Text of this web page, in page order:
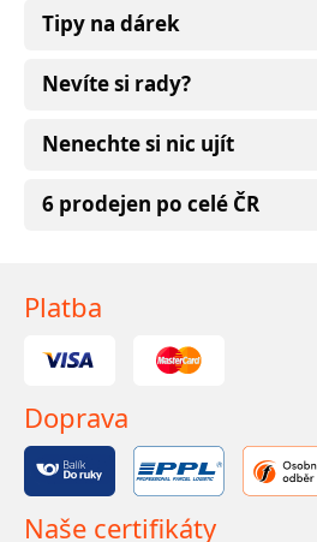
Tipy na dárek
Nevíte si rady?
Nenechte si nic ujít
6 prodejen po celé ČR
Platba
Doprava
Naše certifikáty